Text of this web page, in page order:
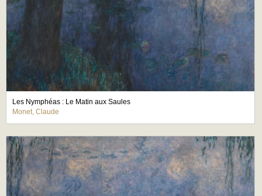
Les Nymphéas : Le Matin aux Saules
Monet, Claude